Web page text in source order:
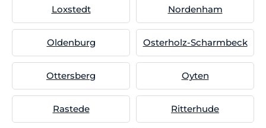
Loxstedt Nordenham
Oldenburg Osterholz-Scharmbeck
Ottersberg Oyten
Rastede Ritterhude